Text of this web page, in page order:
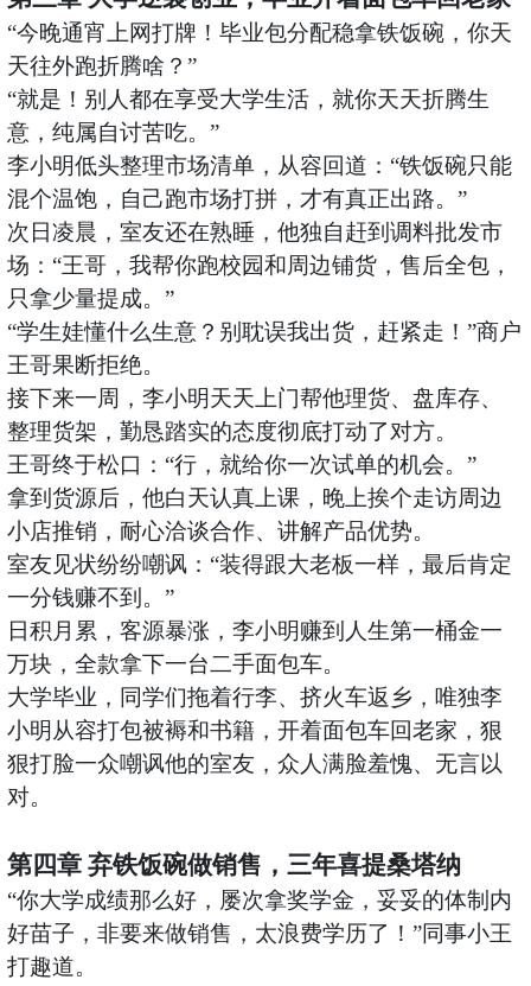
“今晚通宵上网打牌！毕业包分配稳拿铁饭碗，你天
天往外跑折腾啥？”
“就是！别人都在享受大学生活，就你天天折腾生
意，纯属自讨苦吃。”
李小明低头整理市场清单，从容回道： “铁饭碗只能
混个温饱，自己跑市场打拼，才有真正出路。”
次日凌晨，室友还在熟睡，他独自赶到调料批发市
场： “王哥，我帮你跑校园和周边铺货，售后全包，
只拿少量提成。”
“学生娃懂什么生意？别耽误我出货，赶紧走！”商户
王哥果断拒绝。
接下来一周，李小明天天上门帮他理货、盘库存、
整理货架，勤恳踏实的态度彻底打动了对方。
王哥终于松口： “行，就给你一次试单的机会。”
拿到货源后，他白天认真上课，晚上挨个走访周边
小店推销，耐心洽谈合作、讲解产品优势。
室友见状纷纷嘲讽： “装得跟大老板一样，最后肯定
一分钱赚不到。”
日积月累，客源暴涨，李小明赚到人生第一桶金一
万块，全款拿下一台二手面包车。
大学毕业，同学们拖着行李、挤火车返乡，唯独李
小明从容打包被褥和书籍，开着面包车回老家，狠
狠打脸一众嘲讽他的室友，众人满脸羞愧、无言以
对。
第四章 弃铁饭碗做销售，三年喜提桑塔纳
“你大学成绩那么好，屡次拿奖学金，妥妥的体制内
好苗子，非要来做销售，太浪费学历了！”同事小王
打趣道。